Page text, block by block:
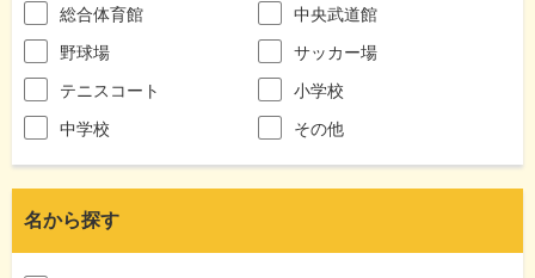
総合体育館
中央武道館
野球場
サッカー場
テニスコート
小学校
中学校
その他
名から探す